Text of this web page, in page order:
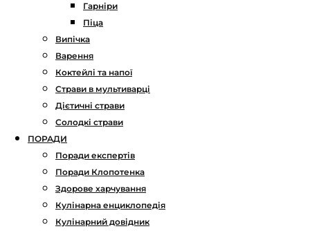
Гарніри
Піца
Випічка
Варення
Коктейлі та напої
Страви в мультиварці
Дієтичні страви
Солодкі страви
ПОРАДИ
Поради експертів
Поради Клопотенка
Здорове харчування
Кулінарна енциклопедія
Кулінарний довідник